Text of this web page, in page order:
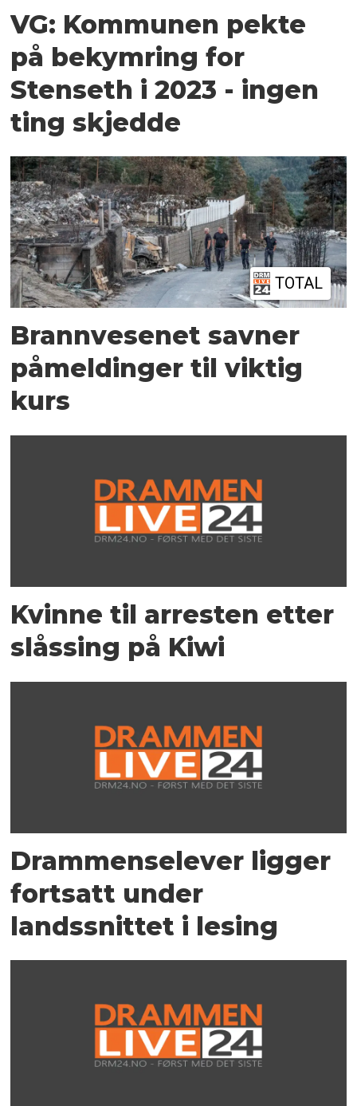
VG: Kommunen pekte
på bekymring for
Stenseth i 2023 - ingen
ting skjedde
TOTAL
Brannvesenet savner
påmeldinger til viktig
kurs
Kvinne til arresten etter
slåssing på Kiwi
Drammenselever ligger
fortsatt under
landssnittet i lesing